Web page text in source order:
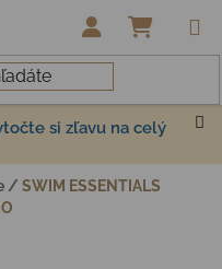
si zľavu na celý
/ SWIM ESSENTIALS